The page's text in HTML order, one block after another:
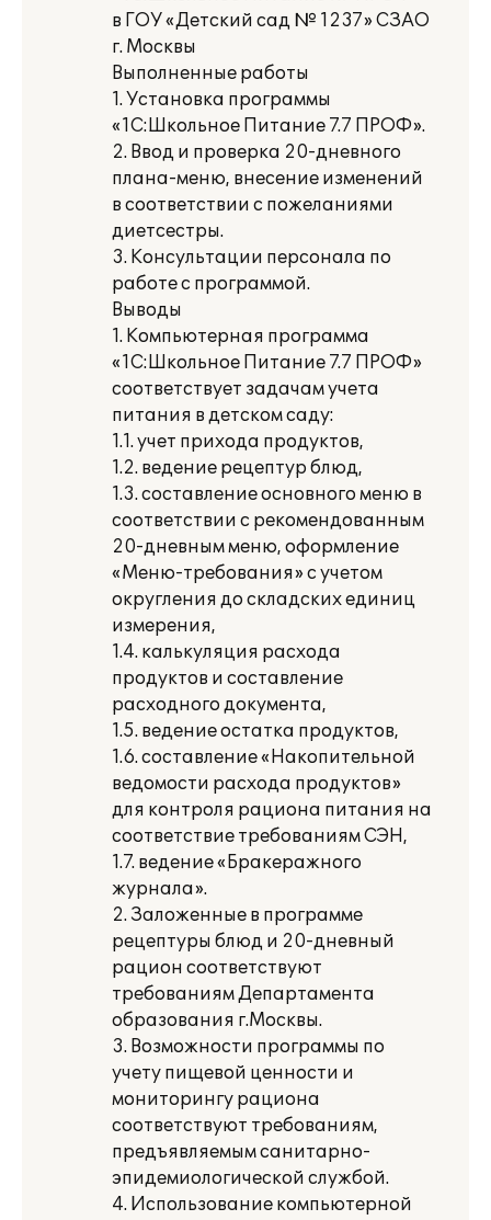
в ГОУ «Детский сад № 1237» СЗАО
г. Москвы
Выполненные работы
1. Установка программы
«1С:Школьное Питание 7.7 ПРОФ».
2. Ввод и проверка 20-дневного
плана-меню, внесение изменений
в соответствии с пожеланиями
диетсестры.
3. Консультации персонала по
работе с программой.
Выводы
1. Компьютерная программа
«1С:Школьное Питание 7.7 ПРОФ»
соответствует задачам учета
питания в детском саду:
1.1. учет прихода продуктов,
1.2. ведение рецептур блюд,
1.3. составление основного меню в
соответствии с рекомендованным
20-дневным меню, оформление
«Меню-требования» с учетом
округления до складских единиц
измерения,
1.4. калькуляция расхода
продуктов и составление
расходного документа,
1.5. ведение остатка продуктов,
1.6. составление «Накопительной
ведомости расхода продуктов»
для контроля рациона питания на
соответствие требованиям СЭН,
1.7. ведение «Бракеражного
журнала».
2. Заложенные в программе
рецептуры блюд и 20-дневный
рацион соответствуют
требованиям Департамента
образования г.Москвы.
3. Возможности программы по
учету пищевой ценности и
мониторингу рациона
соответствуют требованиям,
предъявляемым санитарно-
эпидемиологической службой.
4. Использование компьютерной